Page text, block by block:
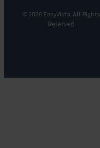
© 2026 EasyVista. All Rights
Reserved